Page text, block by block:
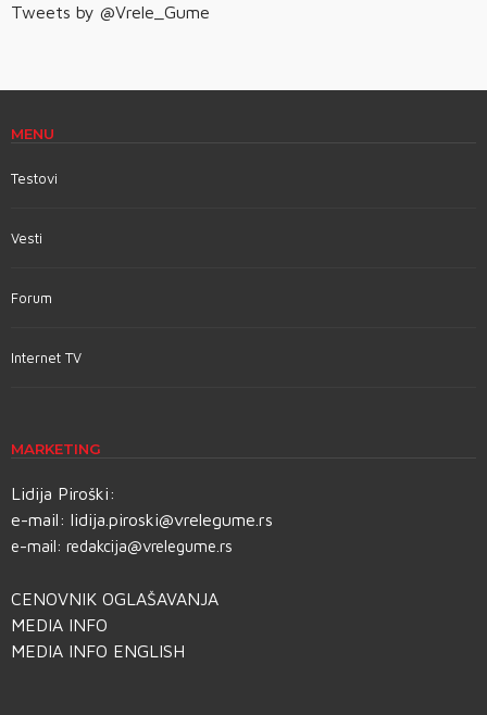
Tweets by @Vrele_Gume
MENU
Testovi
Vesti
Forum
Internet TV
MARKETING
Lidija Piroški:
e-mail: lidija.piroski@vrelegume.rs
e-mail: redakcija@vrelegume.rs
CENOVNIK OGLAŠAVANJA
MEDIA INFO
MEDIA INFO ENGLISH